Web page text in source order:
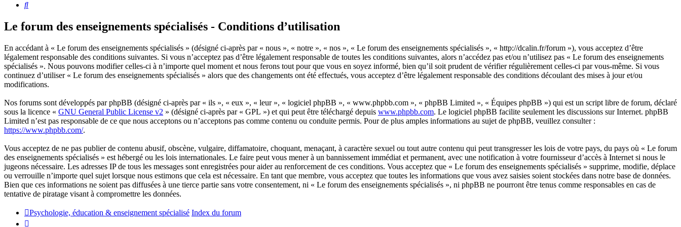
Rechercher
Le forum des enseignements spécialisés - Conditions d’utilisation
En accédant à « Le forum des enseignements spécialisés » (désigné ci-après par « nous », « notre », « nos », « Le forum des enseignements spécialisés », « http://dcalin.fr/forum »), vous acceptez d’être
légalement responsable des conditions suivantes. Si vous n’acceptez pas d’être légalement responsable de toutes les conditions suivantes, alors n’accédez pas et/ou n’utilisez pas « Le forum des enseignements
spécialisés ». Nous pouvons modifier celles-ci à n’importe quel moment et nous ferons tout pour que vous en soyez informé, bien qu’il soit prudent de vérifier régulièrement celles-ci par vous-même. Si vous
continuez d’utiliser « Le forum des enseignements spécialisés » alors que des changements ont été effectués, vous acceptez d’être légalement responsable des conditions découlant des mises à jour et/ou
modifications.
Nos forums sont développés par phpBB (désigné ci-après par « ils », « eux », « leur », « logiciel phpBB », « www.phpbb.com », « phpBB Limited », « Équipes phpBB ») qui est un script libre de forum, déclaré
sous la licence « GNU General Public License v2 » (désigné ci-après par « GPL ») et qui peut être téléchargé depuis www.phpbb.com. Le logiciel phpBB facilite seulement les discussions sur Internet. phpBB
Limited n’est pas responsable de ce que nous acceptons ou n’acceptons pas comme contenu ou conduite permis. Pour de plus amples informations au sujet de phpBB, veuillez consulter :
https://www.phpbb.com/.
Vous acceptez de ne pas publier de contenu abusif, obscène, vulgaire, diffamatoire, choquant, menaçant, à caractère sexuel ou tout autre contenu qui peut transgresser les lois de votre pays, du pays où « Le forum
des enseignements spécialisés » est hébergé ou les lois internationales. Le faire peut vous mener à un bannissement immédiat et permanent, avec une notification à votre fournisseur d’accès à Internet si nous le
jugeons nécessaire. Les adresses IP de tous les messages sont enregistrées pour aider au renforcement de ces conditions. Vous acceptez que « Le forum des enseignements spécialisés » supprime, modifie, déplace
ou verrouille n’importe quel sujet lorsque nous estimons que cela est nécessaire. En tant que membre, vous acceptez que toutes les informations que vous avez saisies soient stockées dans notre base de données.
Bien que ces informations ne soient pas diffusées à une tierce partie sans votre consentement, ni « Le forum des enseignements spécialisés », ni phpBB ne pourront être tenus comme responsables en cas de
tentative de piratage visant à compromettre les données.
Psychologie, éducation & enseignement spécialisé Index du forum